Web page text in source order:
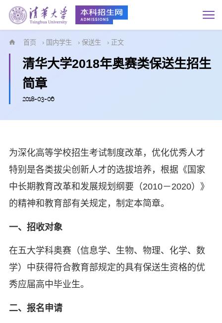
首页 › 国内学生 › 保送生 › 正文
清华大学2018年奥赛类保送生招生
简章
2018-03-06
为深化高等学校招生考试制度改革，优化优秀人才
特别是各类拔尖创新人才的选拔培养，根据《国家
中长期教育改革和发展规划纲要（2010－2020）》
的精神和教育部有关规定，制定本简章。
一、招收对象
在五大学科奥赛（信息学、生物、物理、化学、数
学）中获得符合教育部规定的具有保送生资格的优
秀应届高中毕业生。
二、报名申请